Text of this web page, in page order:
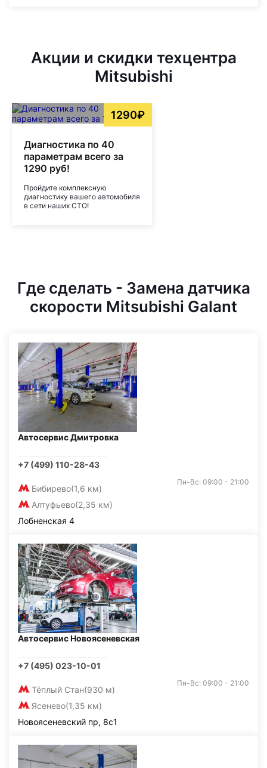
Акции и скидки техцентра
Mitsubishi
1290₽
Диагностика по 40
параметрам всего за
1290 руб!
Пройдите комплексную
диагностику вашего автомобиля
в сети наших СТО!
Где сделать - Замена датчика
скорости Mitsubishi Galant
Автосервис Дмитровка
+7 (499) 110-28-43
Бибирево(1,6 км)
Алтуфьево(2,35 км)
Пн-Вс: 09:00 - 21:00
Лобненская 4
Автосервис Новоясеневская
+7 (495) 023-10-01
Тёплый Стан(930 м)
Ясенево(1,35 км)
Пн-Вс: 09:00 - 21:00
Новоясеневский пр, 8с1